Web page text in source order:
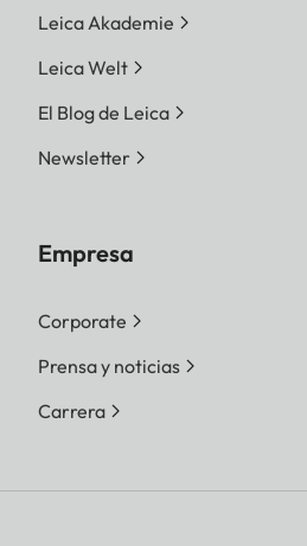
Leica Akademie
Leica Welt
El Blog de Leica
Newsletter
Empresa
Corporate
Prensa y noticias
Carrera